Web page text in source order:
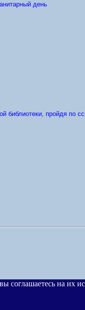
день
библиотеки, пройдя по
соглашаетесь на их